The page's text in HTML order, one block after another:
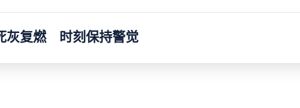
灰复燃 时刻保持警觉